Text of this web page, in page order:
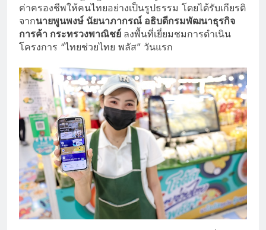
ค่าครองชีพให้คนไทยอย่างเป็นรูปธรรม โดยได้รับเกียรติ
จากนายพูนพงษ์ นัยนาภากรณ์ อธิบดีกรมพัฒนาธุรกิจ
การค้า กระทรวงพาณิชย์ ลงพื้นที่เยี่ยมชมการดำเนิน
โครงการ “ไทยช่วยไทย พลัส” วันแรก